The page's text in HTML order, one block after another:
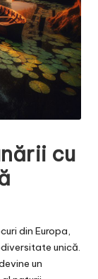
cu
din Europa,
unică.
un